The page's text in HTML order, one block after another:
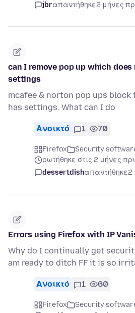
jbrαπαντήθηκε2 μήνες
can I remove pop up which
settings
mcafee & norton pop ups
has settings. What can I do
Ανοικτό 1 70
Firefox
Security
ρωτήθηκε στις 2 μήνες
dessertdishαπαντήθηκε2
Errors using Firefox with IP
Why do I continually get
am ready to ditch FF it is so
Ανοικτό 1 60
Firefox
Security